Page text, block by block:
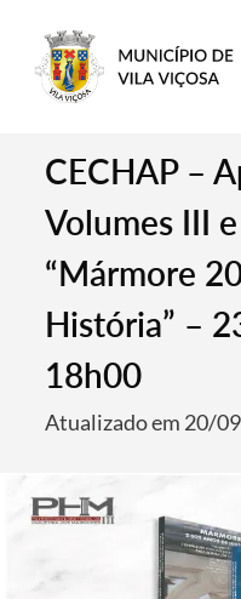
CECHAP –
Volumes III
“Mármore
História” –
18h00
Atualizado em 20/